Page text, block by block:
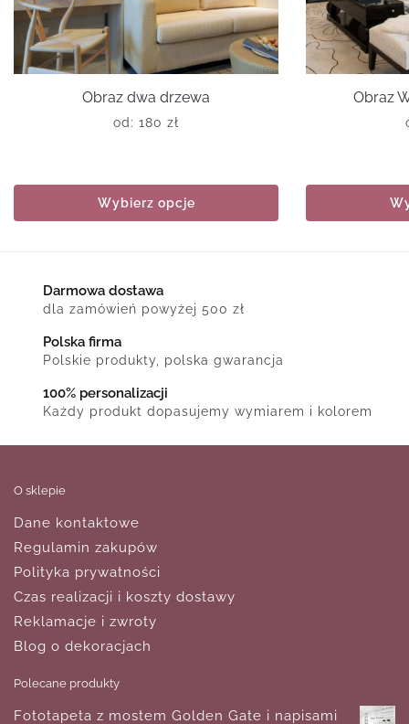
Obraz dwa drzewa
od: 180 zł
Wybierz opcje
Obraz
Darmowa dostawa
dla zamówień powyżej 500 zł
Polska firma
Polskie produkty, polska gwarancja
100% personalizacji
Każdy produkt dopasujemy wymiarem i kolorem
O sklepie
Dane kontaktowe
Regulamin zakupów
Polityka prywatności
Czas realizacji i koszty dostawy
Reklamacje i zwroty
Blog o dekoracjach
Polecane produkty
Fototapeta z mostem Golden Gate i napisami